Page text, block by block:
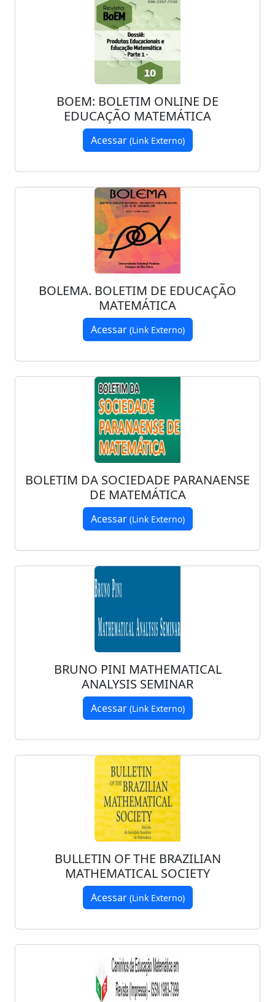
BOEM: BOLETIM ONLINE DE
EDUCAÇÃO MATEMÁTICA
Acessar (Link Externo)
BOLEMA. BOLETIM DE EDUCAÇÃO
MATEMÁTICA
Acessar (Link Externo)
BOLETIM DA SOCIEDADE PARANAENSE
DE MATEMÁTICA
Acessar (Link Externo)
BRUNO PINI MATHEMATICAL
ANALYSIS SEMINAR
Acessar (Link Externo)
BULLETIN OF THE BRAZILIAN
MATHEMATICAL SOCIETY
Acessar (Link Externo)